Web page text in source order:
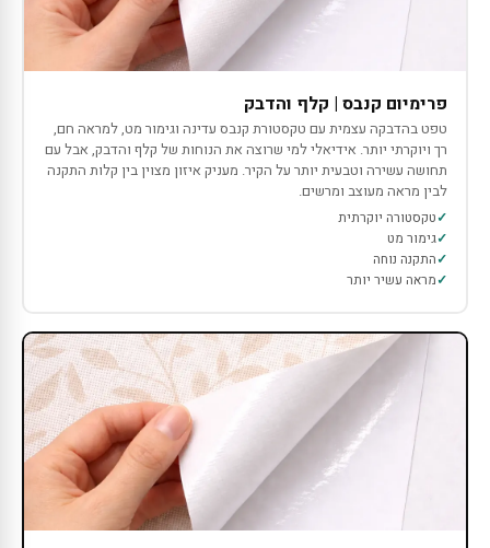
פרימיום קנבס | קלף והדבק
טפט בהדבקה עצמית עם טקסטורת קנבס עדינה וגימור מט, למראה חם,
רך ויוקרתי יותר. אידיאלי למי שרוצה את הנוחות של קלף והדבק, אבל עם
תחושה עשירה וטבעית יותר על הקיר. מעניק איזון מצוין בין קלות התקנה
לבין מראה מעוצב ומרשים.
טקסטורה יוקרתית
גימור מט
התקנה נוחה
מראה עשיר יותר